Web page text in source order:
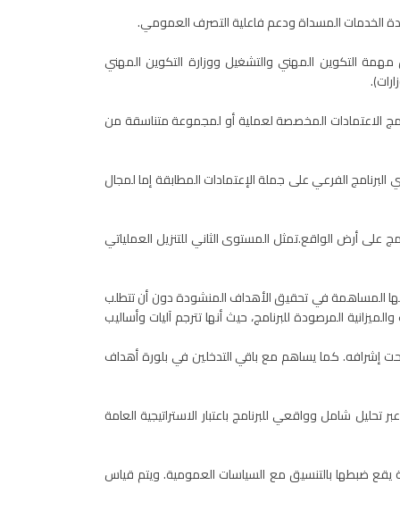
الخدمات المسداة ودعم فاعلية التصرف العمومي.
التكوين المهني والتشغيل ووزارة التكوين المهني
الاعتمادات المخصصة لعملية أو لمجموعة متناسقة من
البرنامج الفرعي على جملة الإعتمادات المطابقة إما لمجال
أرض الواقع.تمثل المستوى الثاني للتنزيل العملياتي
المساهمة في تحقيق الأهداف المنشودة دون أن تتطلب
المرصودة للبرنامج، حيث أنها تترجم آليات وأساليب
إشرافه. كما يساهم مع باقي التدخلين في بلورة أهداف
شامل وواقعي للبرنامج باعتبار الاستراتيجية العامة
ضبطها بالتنسيق مع السياسات العمومية. ويتم قياس